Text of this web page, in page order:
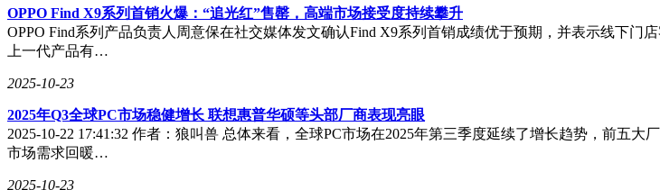
OPPO Find X9系列首销火爆：“追光红”售罄，高端市场接受度持续攀升
OPPO Find系列产品负责人周意保在社交媒体发文确认Find X9系列首销成绩优于预期，并表示线下
上一代产品有…
2025-10-23
2025年Q3全球PC市场稳健增长 联想惠普华硕等头部厂商表现亮眼
2025-10-22 17:41:32 作者：狼叫兽 总体来看，全球PC市场在2025年第三季度延续了增长趋势，前五
市场需求回暖…
2025-10-23